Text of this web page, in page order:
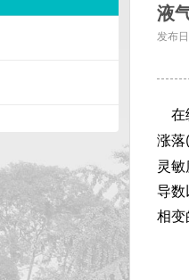
液
发布日
在
涨落
灵
导数
相变